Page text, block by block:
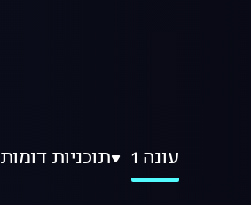
עונה 1 תוכניות דומות